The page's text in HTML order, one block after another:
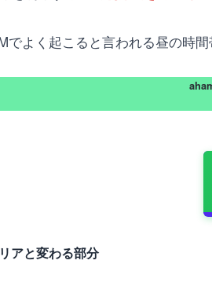
でよく起こると言われる昼の時
アと変わる部分